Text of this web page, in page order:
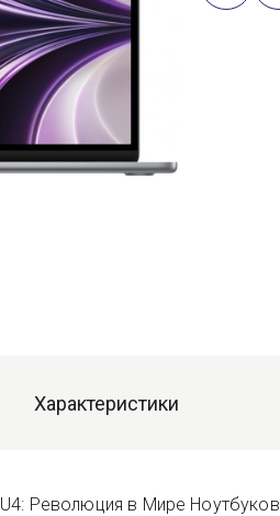
Характеристики
Революция в Мире Ноутбуков